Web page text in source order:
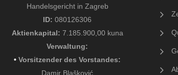
Handelsgericht in Zagreb
ID: 080126306
Aktienkapital: 7.185.900,00 kuna
Verwaltung:
• Vorsitzender des Vorstandes:
Damir Blašković